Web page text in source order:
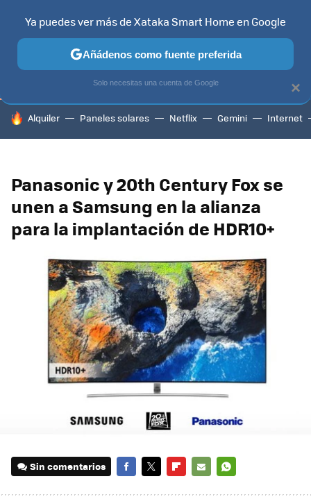
TELEVISORES CONTENIDOS SMART TV SELECCIÓN
HOY SE HABLA DE
Alquiler Paneles solares Netflix Gemini Internet
Panasonic y 20th Century Fox se
unen a Samsung en la alianza
para la implantación de HDR10+
Sin comentarios
×
Ya puedes ver más de Xataka Smart Home en Google
Añádenos como fuente preferida
Solo necesitas una cuenta de Google